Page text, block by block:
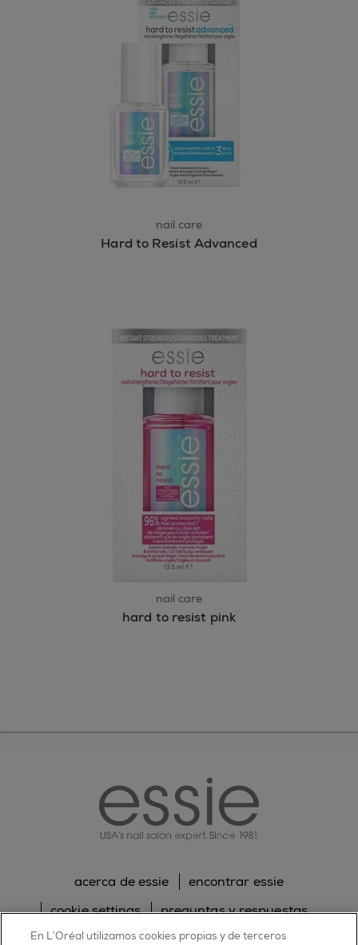
nail care
Hard to Resist Advanced
nail care
hard to resist pink
acerca de essie
encontrar essie
cookie settings
preguntas y respuestas
sitemap
contacta con nosotros
En L’Oréal utilizamos cookies propias y de terceros